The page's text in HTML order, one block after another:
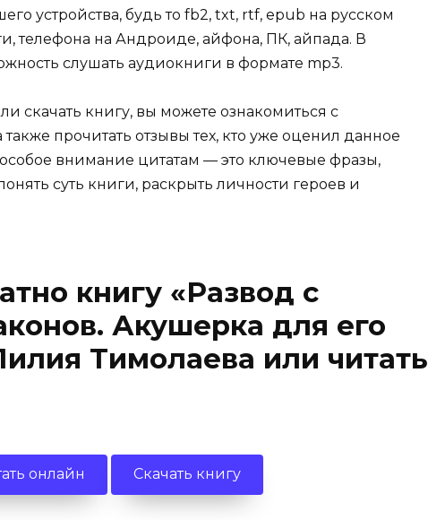
устройства, будь то fb2, txt, rtf, epub на русском
телефона на Андроиде, айфона, ПК, айпада. В
слушать аудиокниги в формате mp3.
скачать книгу, вы можете ознакомиться с
прочитать отзывы тех, кто уже оценил данное
внимание цитатам — это ключевые фразы,
суть книги, раскрыть личности героев и
книгу «Развод с
Акушерка для его
Тимолаева или читать
онлайн Скачать книгу